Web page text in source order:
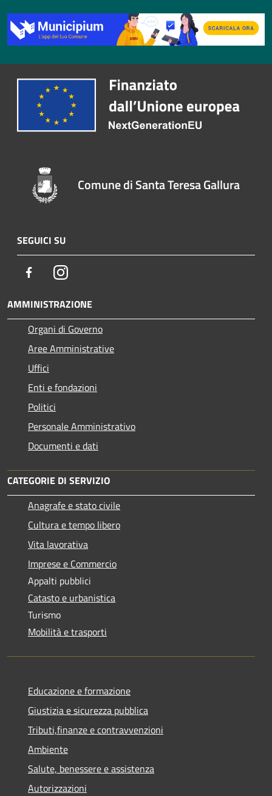
Comune di Santa Teresa Gallura
SEGUICI SU
FacebookInstagram
AMMINISTRAZIONE
Organi di Governo
Aree Amministrative
Uffici
Enti e fondazioni
Politici
Personale Amministrativo
Documenti e dati
CATEGORIE DI SERVIZIO
Anagrafe e stato civile
Cultura e tempo libero
Vita lavorativa
Imprese e Commercio
Appalti pubblici
Catasto e urbanistica
Turismo
Mobilità e trasporti
Educazione e formazione
Giustizia e sicurezza pubblica
Tributi,finanze e contravvenzioni
Ambiente
Salute, benessere e assistenza
Autorizzazioni